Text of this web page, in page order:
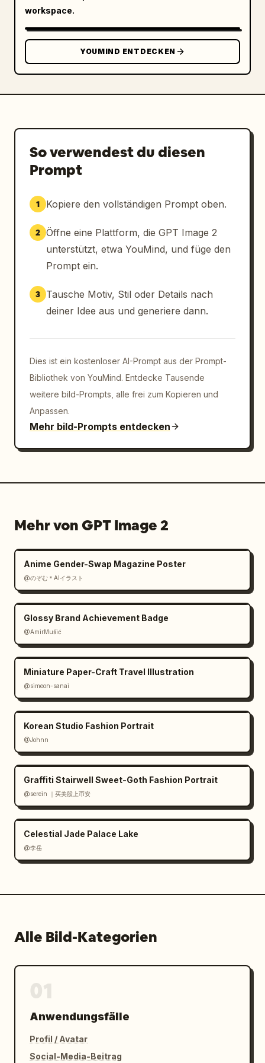
workspace.
YOUMIND ENTDECKEN
So verwendest du diesen
Prompt
1 Kopiere den vollständigen Prompt oben.
2 Öffne eine Plattform, die GPT Image 2
unterstützt, etwa YouMind, und füge den
Prompt ein.
3
Tausche Motiv, Stil oder Details nach
deiner Idee aus und generiere dann.
Dies ist ein kostenloser AI-Prompt aus der Prompt-
Bibliothek von YouMind. Entdecke Tausende
weitere bild-Prompts, alle frei zum Kopieren und
Anpassen.
Mehr bild-Prompts entdecken
Mehr von GPT Image 2
Anime Gender-Swap Magazine Poster
@のぞむ＊AIイラスト
Glossy Brand Achievement Badge
@AmirMušić
Miniature Paper-Craft Travel Illustration
@simeon-sanai
Korean Studio Fashion Portrait
@Johnn
Graffiti Stairwell Sweet-Goth Fashion Portrait
@serein ｜买美股上币安
Celestial Jade Palace Lake
@李岳
Alle Bild-Kategorien
Anwendungsfälle
Profil / Avatar
Social-Media-Beitrag